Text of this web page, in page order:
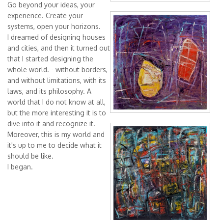
Go beyond your ideas, your
experience. Create your
systems, open your horizons.
I dreamed of designing houses
and cities, and then it turned out
that I started designing the
whole world. - without borders,
and without limitations, with its
laws, and its philosophy. A
world that I do not know at all,
but the more interesting it is to
dive into it and recognize it.
Moreover, this is my world and
it's up to me to decide what it
should be like.
I began.
Acquaintance,
50x50 cm,
oil/canvas, 2017
Notes on fields,
50x50 cm,
oil/canvas, 2017